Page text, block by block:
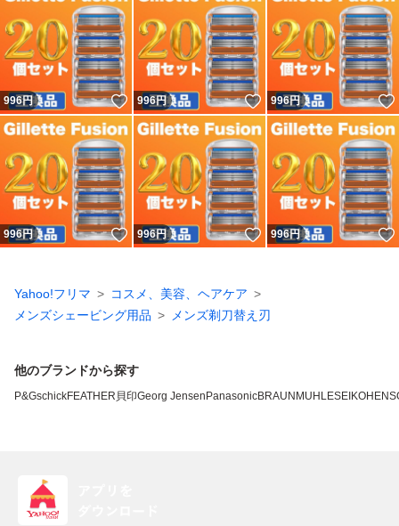
996円 いいね！
996円 いいね！
996円
996円 いいね！
996円 いいね！
996円
Yahoo!フリマ
コスメ、美容、ヘアケア
メンズシェービング用品
メンズ剃刀替え刃
他のブランドから探す
P&GschickFEATHER 貝印Georg Jensen PanasonicBRAUN MUHLESEIKO